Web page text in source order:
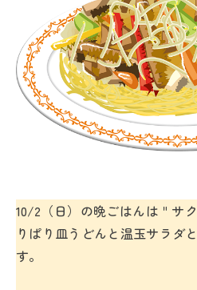
10/2（日）の晩ごはんは＂サ
りぱり皿うどんと温玉サラダ
す。